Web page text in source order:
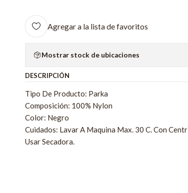
Agregar a la lista de favoritos
Mostrar stock de ubicaciones
DESCRIPCIÓN
Tipo De Producto: Parka
Composición: 100% Nylon
Color: Negro
Cuidados: Lavar A Maquina Max. 30 C. Con
Usar Secadora.